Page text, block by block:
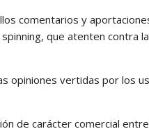
comentarios y
que atenten contra
opiniones vertidas por
de carácter comercial entre